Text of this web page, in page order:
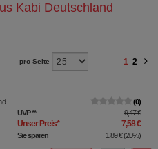
Kabi Deutschland
pro Seite 1 2
0
UVP** 9,47 €
Unser Preis* 7,58 €
Sie sparen 1,89 €(20%)